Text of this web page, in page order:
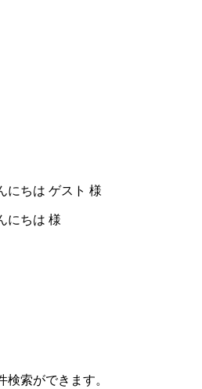
にちは ゲスト 様
にちは 様
索ができます。